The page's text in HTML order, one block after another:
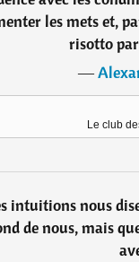
les mets et,
risotto
―
Le club
intuitions nous
de nous, mais